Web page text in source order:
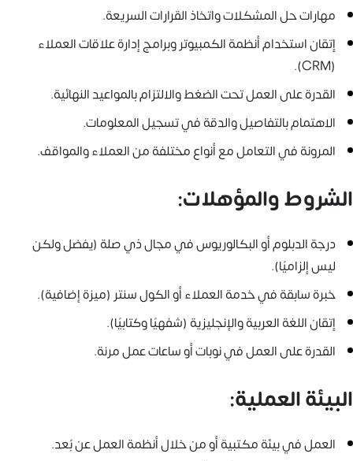
مهارات حل المشكلات واتخاذ القرارات السريعة.
إتقان استخدام أنظمة الكمبيوتر وبرامج إدارة علاقات العملاء
(CRM).
القدرة على العمل تحت الضغط والالتزام بالمواعيد النهائية.
الاهتمام بالتفاصيل والدقة في تسجيل المعلومات.
المرونة في التعامل مع أنواع مختلفة من العملاء والمواقف.
الشروط والمؤهلات:
درجة الدبلوم أو البكالوريوس في مجال ذي صلة (يفضل ولكن
ليس إلزاميًا).
خبرة سابقة في خدمة العملاء أو الكول سنتر (ميزة إضافية).
إتقان اللغة العربية والإنجليزية (شفهيًا وكتابيًا).
القدرة على العمل في نوبات أو ساعات عمل مرنة.
البيئة العملية:
العمل في بيئة مكتبية أو من خلال أنظمة العمل عن بُعد.